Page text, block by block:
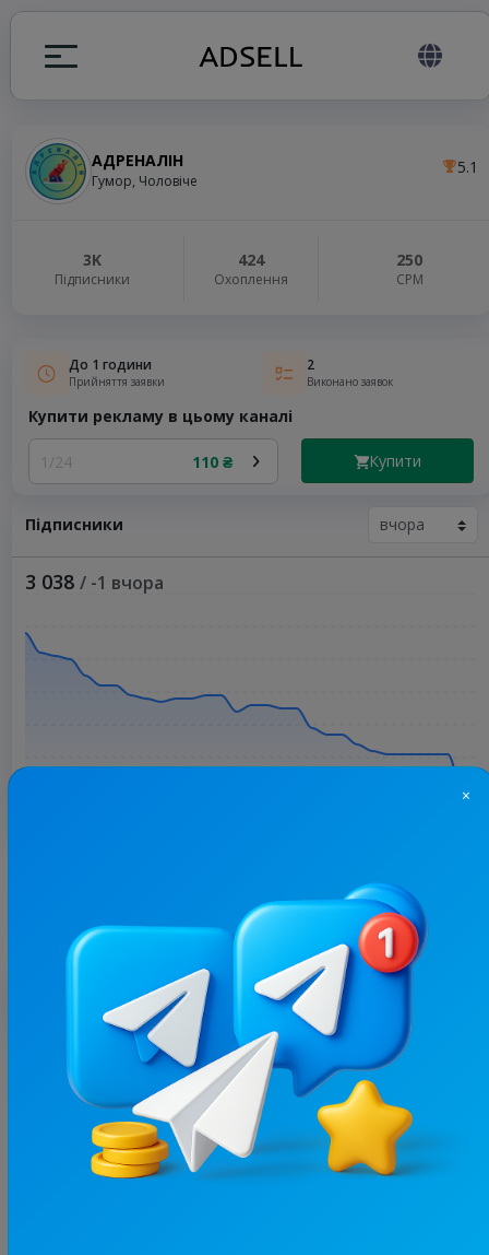
АДРЕНАЛІН
Гумор, Чоловіче
5.1
3K
Підписники
424
Охоплення
250
СРМ
До 1 години
Прийняття заявки
2
Виконано заявок
Купити рекламу в цьому каналі
1/24 110 ₴ Купити
Підписники
3 038 / -1 вчора
Більше статистики
З цим каналом часто купують
/
535
Анекдотрон 🙈
Гумор, Анекдоти
Ціна реклами
×